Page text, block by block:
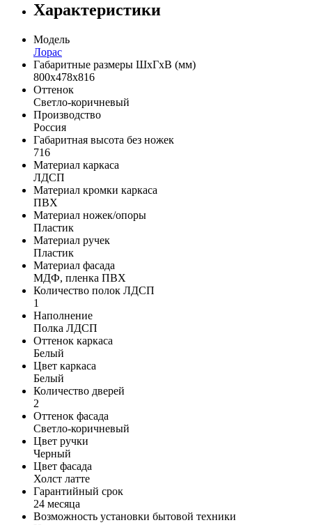
Характеристики
Модель
Лорас
Габаритные размеры ШхГхВ (мм)
800х478х816
Оттенок
Светло-коричневый
Производство
Россия
Габаритная высота без ножек
716
Материал каркаса
ЛДСП
Материал кромки каркаса
ПВХ
Материал ножек/опоры
Пластик
Материал ручек
Пластик
Материал фасада
МДФ, пленка ПВХ
Количество полок ЛДСП
1
Наполнение
Полка ЛДСП
Оттенок каркаса
Белый
Цвет каркаса
Белый
Количество дверей
2
Оттенок фасада
Светло-коричневый
Цвет ручки
Черный
Цвет фасада
Холст латте
Гарантийный срок
24 месяца
Возможность установки бытовой техники